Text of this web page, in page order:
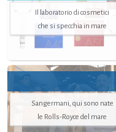
Il laboratorio di cosmetici
che si specchia in mare
Sangermani, qui sono nate
le Rolls-Royce del mare